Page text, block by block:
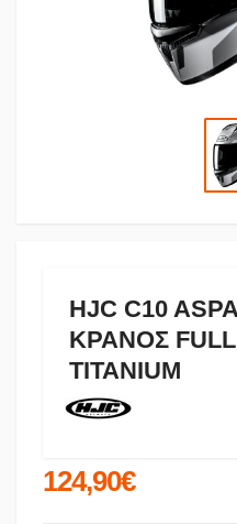
HJC C10
ΚΡΑΝΟΣ FULL
TITANIUM
124,90€